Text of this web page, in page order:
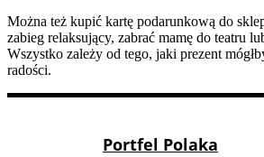
Można też kupić kartę podarunkową do
zabieg relaksujący, zabrać mamę do teatru
Wszystko zależy od tego, jaki prezent
radości.
Portfel Polaka